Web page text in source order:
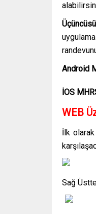
Android
İOS
WEB
İlk olarak
Sağ